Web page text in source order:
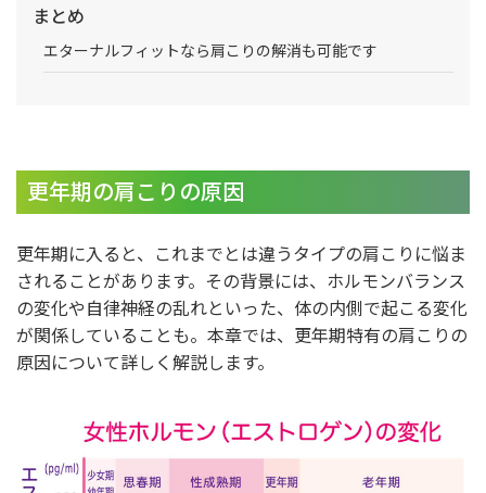
まとめ
エターナルフィットなら肩こりの解消も可能です
更年期の肩こりの原因
更年期に入ると、これまでとは違うタイプの肩こりに悩ま
されることがあります。その背景には、ホルモンバランス
の変化や自律神経の乱れといった、体の内側で起こる変化
が関係していることも。本章では、更年期特有の肩こりの
原因について詳しく解説します。